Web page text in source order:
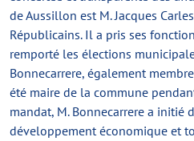
de Aussillon est M. Jacques
Républicains. Il a pris ses
remporté les élections
Bonnecarrere, également
été maire de la commune
mandat, M. Bonnecarrere a
développement économique et